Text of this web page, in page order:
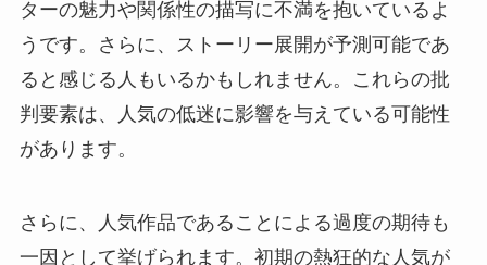
ターの魅力や関係性の描写に不満を抱いているよ
うです。さらに、ストーリー展開が予測可能であ
ると感じる人もいるかもしれません。これらの批
判要素は、人気の低迷に影響を与えている可能性
があります。
さらに、人気作品であることによる過度の期待も
一因として挙げられます。初期の熱狂的な人気が